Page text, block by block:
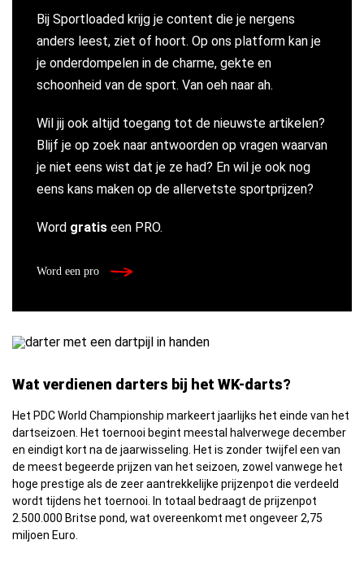
Bij Sportloaded krijg je content die je nergens
anders leest, ziet of hoort. Op ons platform kan je
je onderdompelen in de charme, gekte en
schoonheid van de sport. Van oeh naar ah.
Wil jij ook altijd toegang tot de nieuwste artikelen?
Blijf je op zoek naar antwoorden op vragen waarvan
je niet eens wist dat je ze had? En wil je ook nog
eens kans maken op de allervetste sportprijzen?
Word gratis een PRO.
Word een pro
Wat verdienen darters bij het WK-darts?
Het PDC World Championship markeert jaarlijks het einde van het
dartseizoen. Het toernooi begint meestal halverwege december
en eindigt kort na de jaarwisseling. Het is zonder twijfel een van
de meest begeerde prijzen van het seizoen, zowel vanwege het
hoge prestige als de zeer aantrekkelijke prijzenpot die verdeeld
wordt tijdens het toernooi. In totaal bedraagt de prijzenpot
2.500.000 Britse pond, wat overeenkomt met ongeveer 2,75
miljoen Euro.